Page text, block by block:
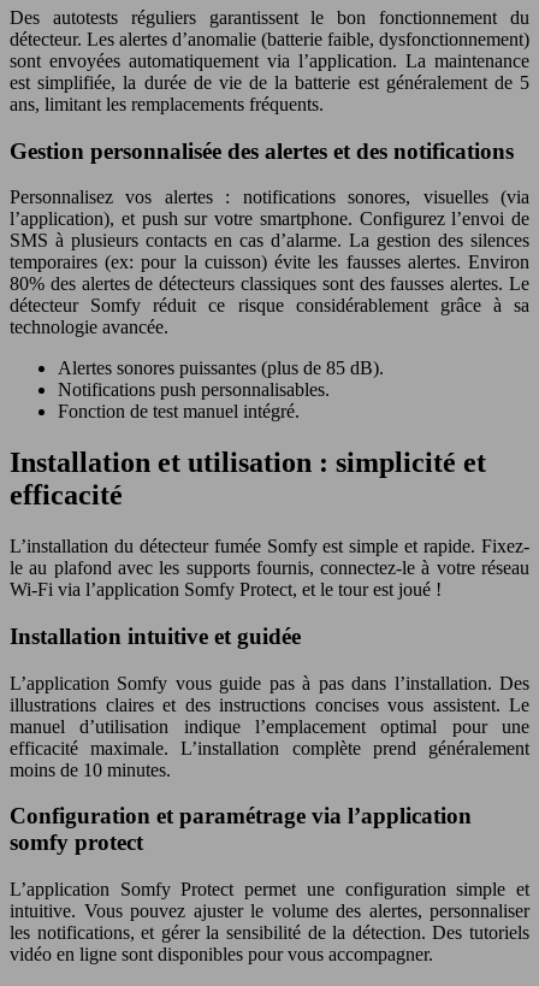
Des autotests réguliers garantissent le bon fonctionnement du
détecteur. Les alertes d’anomalie (batterie faible, dysfonctionnement)
sont envoyées automatiquement via l’application. La maintenance
est simplifiée, la durée de vie de la batterie est généralement de 5
ans, limitant les remplacements fréquents.
Gestion personnalisée des alertes et des notifications
Personnalisez vos alertes : notifications sonores, visuelles (via
l’application), et push sur votre smartphone. Configurez l’envoi de
SMS à plusieurs contacts en cas d’alarme. La gestion des silences
temporaires (ex: pour la cuisson) évite les fausses alertes. Environ
80% des alertes de détecteurs classiques sont des fausses alertes. Le
détecteur Somfy réduit ce risque considérablement grâce à sa
technologie avancée.
Alertes sonores puissantes (plus de 85 dB).
Notifications push personnalisables.
Fonction de test manuel intégré.
Installation et utilisation : simplicité et
efficacité
L’installation du détecteur fumée Somfy est simple et rapide. Fixez-
le au plafond avec les supports fournis, connectez-le à votre réseau
Wi-Fi via l’application Somfy Protect, et le tour est joué !
Installation intuitive et guidée
L’application Somfy vous guide pas à pas dans l’installation. Des
illustrations claires et des instructions concises vous assistent. Le
manuel d’utilisation indique l’emplacement optimal pour une
efficacité maximale. L’installation complète prend généralement
moins de 10 minutes.
Configuration et paramétrage via l’application
somfy protect
L’application Somfy Protect permet une configuration simple et
intuitive. Vous pouvez ajuster le volume des alertes, personnaliser
les notifications, et gérer la sensibilité de la détection. Des tutoriels
vidéo en ligne sont disponibles pour vous accompagner.